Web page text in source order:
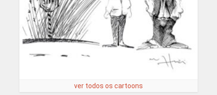
ver todos os cartoons